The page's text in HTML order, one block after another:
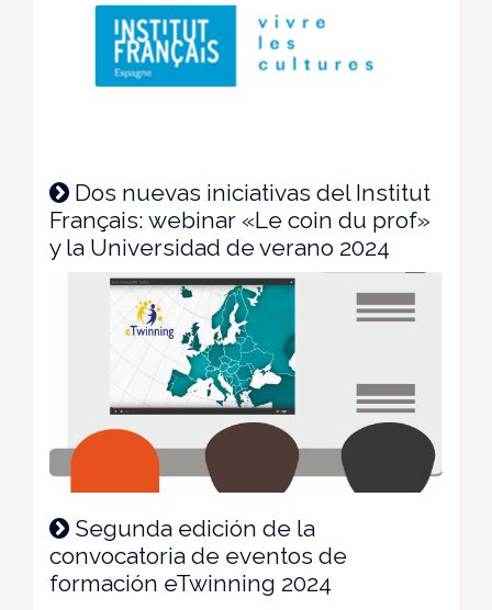
Dos nuevas iniciativas del Institut
Français: webinar «Le coin du prof»
y la Universidad de verano 2024
Segunda edición de la
convocatoria de eventos de
formación eTwinning 2024